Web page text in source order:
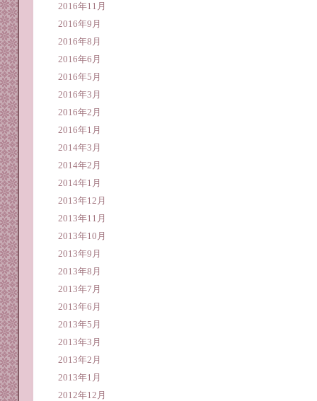
2016年11月
2016年9月
2016年8月
2016年6月
2016年5月
2016年3月
2016年2月
2016年1月
2014年3月
2014年2月
2014年1月
2013年12月
2013年11月
2013年10月
2013年9月
2013年8月
2013年7月
2013年6月
2013年5月
2013年3月
2013年2月
2013年1月
2012年12月